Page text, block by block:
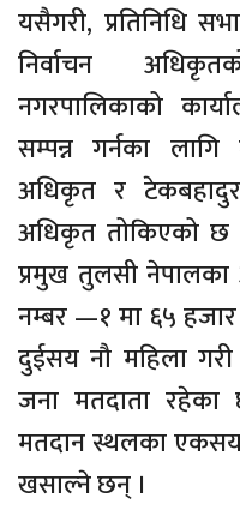
यसैगरी, प्रतिनिधि
निर्वाचन
नगरपालिकाको
सम्पन्न गर्नका लागि
अधिकृत र टेकबहादुर
अधिकृत तोकिएको छ
प्रमुख तुलसी नेपालका
नम्बर —१ मा ६५
दुईसय नौ महिला
जना मतदाता
मतदान स्थलका एकसय
खसाल्ने छन् ।